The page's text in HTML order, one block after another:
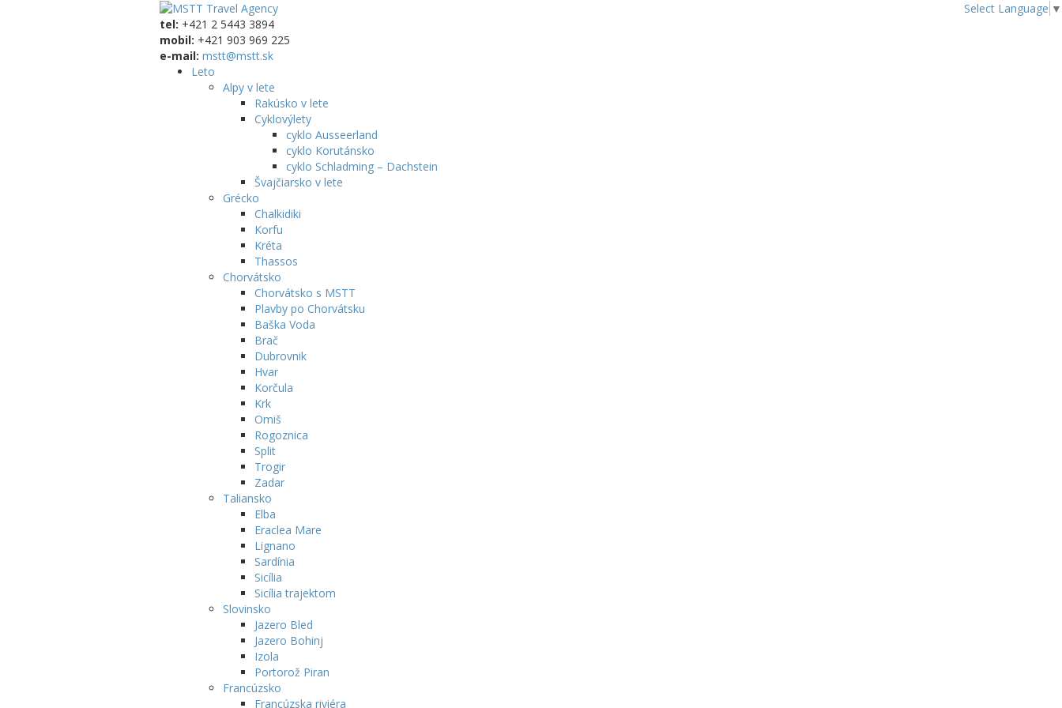
Select Language ▼
tel: +421 2 5443 3894
mobil: +421 903 969 225
e-mail: mstt@mstt.sk
Leto
Alpy v lete
Rakúsko v lete
Cyklovýlety
cyklo Ausseerland
cyklo Korutánsko
cyklo Schladming – Dachstein
Švajčiarsko v lete
Grécko
Chalkidiki
Korfu
Kréta
Thassos
Chorvátsko
Chorvátsko s MSTT
Plavby po Chorvátsku
Baška Voda
Brač
Dubrovnik
Hvar
Korčula
Krk
Omiš
Rogoznica
Split
Trogir
Zadar
Taliansko
Elba
Eraclea Mare
Lignano
Sardínia
Sicília
Sicília trajektom
Slovinsko
Jazero Bled
Jazero Bohinj
Izola
Portorož Piran
Francúzsko
Francúzska riviéra